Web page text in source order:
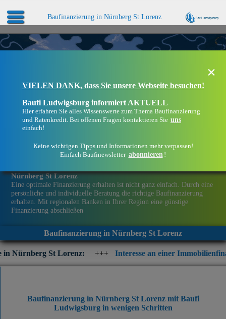
Baufinanzierung in Nürnberg St Lorenz
Nürnberg St Lorenz
Eine optimale Finanzierung erhalten ist nicht ganz einfach. Durch eine
persönliche und individuelle Beratung die richtige Baufinanzierung
erhalten. Mit regionalen Banken in Ihrer Region eine günstige
Finanzierung abschließen
Baufinanzierung in Nürnberg St Lorenz
Lorenz: +++ Interesse an einer Immobilienfinanzierung?
×
VIELEN DANK, dass Sie unsere Webseite besuchen!
Baufi Ludwigsburg informiert AKTUELL
Hier erfahren Sie alles Wissenswerte zum Thema Baufinanzierung
und Ratenkredit. Bei offenen Fragen kontaktieren Sie uns
einfach!
Keine wichtigen Tipps und Informationen mehr verpassen!
Einfach Baufinewsletter abonnieren !
Baufinanzierung in Nürnberg St Lorenz mit Baufi
Ludwigsburgin wenigen Schritten